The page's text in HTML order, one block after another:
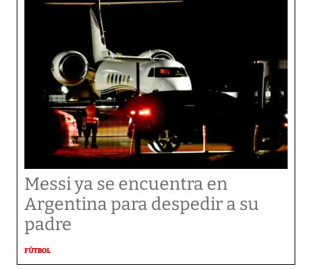
Messi ya se encuentra en
Argentina para despedir a su
padre
FÚTBOL